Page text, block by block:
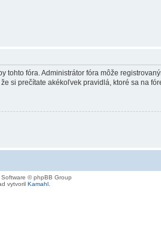
fóra. Administrátor fóra môže
si prečítate akékoľvek pravidlá, ktoré sa na
© phpBB Group
vytvoril Kamahl.